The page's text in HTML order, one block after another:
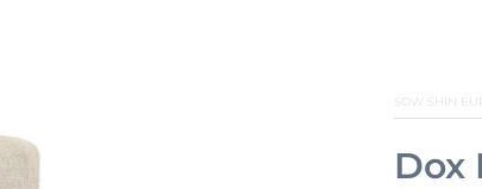
SOW SHIN
Dox